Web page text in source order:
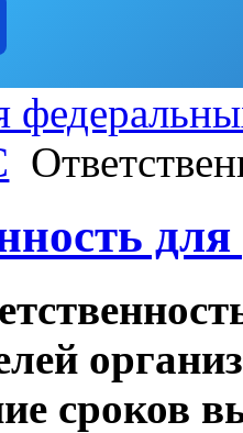
для
сроков